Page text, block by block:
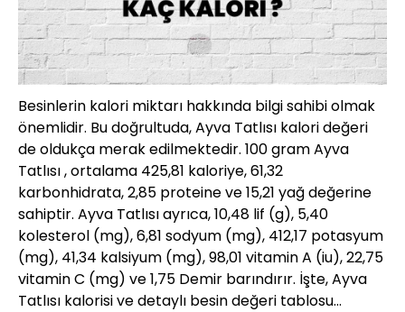
Besinlerin kalori miktarı hakkında bilgi sahibi olmak
önemlidir. Bu doğrultuda, Ayva Tatlısı kalori değeri
de oldukça merak edilmektedir. 100 gram Ayva
Tatlısı , ortalama 425,81 kaloriye, 61,32
karbonhidrata, 2,85 proteine ve 15,21 yağ değerine
sahiptir. Ayva Tatlısı ayrıca, 10,48 lif (g), 5,40
kolesterol (mg), 6,81 sodyum (mg), 412,17 potasyum
(mg), 41,34 kalsiyum (mg), 98,01 vitamin A (iu), 22,75
vitamin C (mg) ve 1,75 Demir barındırır. İşte, Ayva
Tatlısı kalorisi ve detaylı besin değeri tablosu…